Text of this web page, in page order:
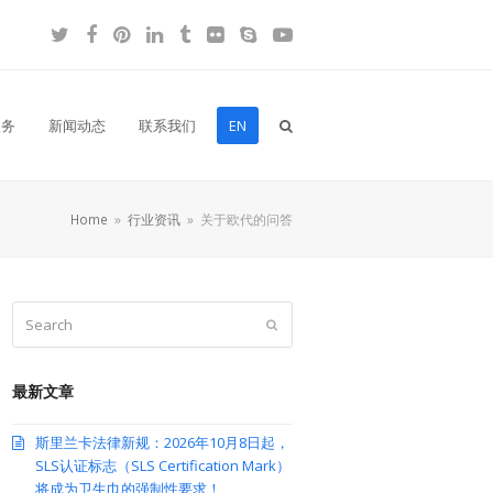
Twitter
Facebook
Pinterest
LinkedIn
Tumblr
FlickrSkypeYouTube
新闻动态 联系我们 EN
Home » 行业资讯 » 关于欧代的问答
最新文章
斯里兰卡法律新规：2026年10月8日起，
SLS认证标志（SLS Certification Mark）
将成为卫生巾的强制性要求！